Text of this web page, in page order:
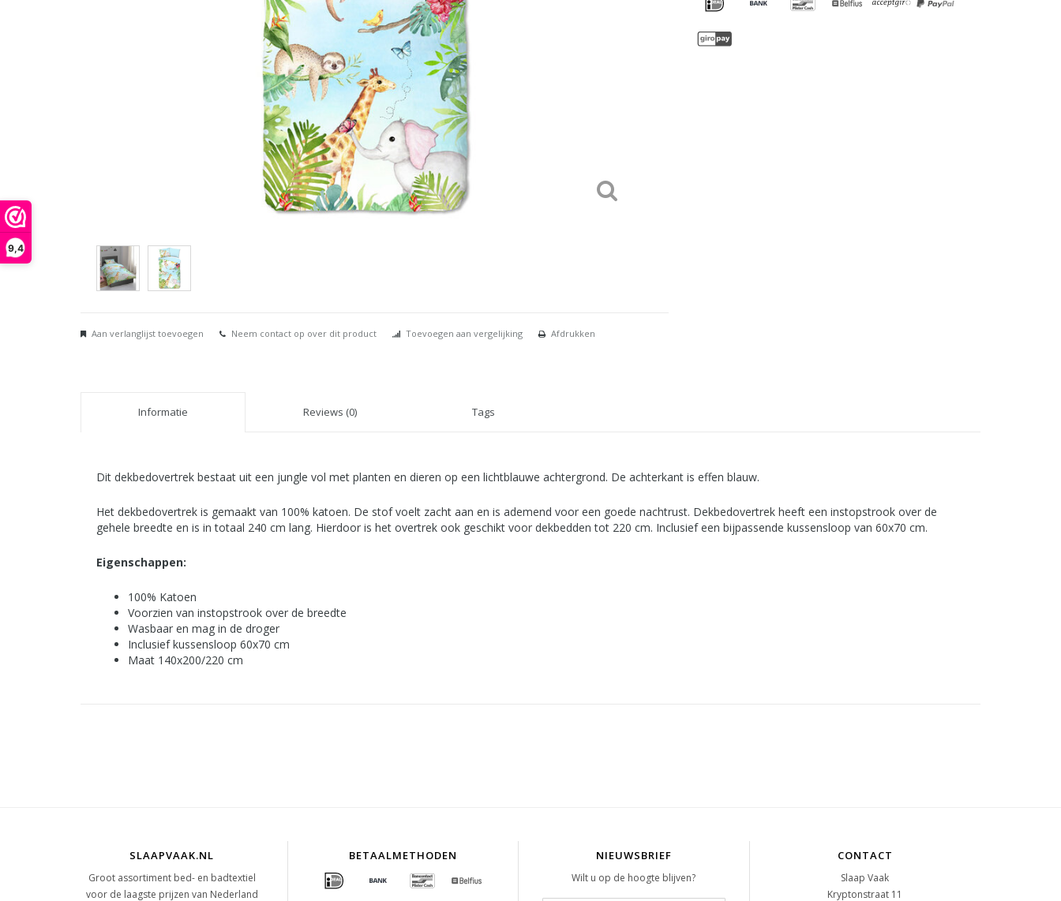
9,4
Aan verlanglijst toevoegen Neem contact op over dit product Toevoegen aan vergelijking Afdrukken
Informatie Reviews (0) Tags
Dit dekbedovertrek bestaat uit een jungle vol met planten en dieren op een lichtblauwe achtergrond. De achterkant is effen blauw.
Het dekbedovertrek is gemaakt van 100% katoen. De stof voelt zacht aan en is ademend voor een goede nachtrust. Dekbedovertrek heeft een instopstrook over de
gehele breedte en is in totaal 240 cm lang. Hierdoor is het overtrek ook geschikt voor dekbedden tot 220 cm. Inclusief een bijpassende kussensloop van 60x70 cm.
Eigenschappen:
100% Katoen
Voorzien van instopstrook over de breedte
Wasbaar en mag in de droger
Inclusief kussensloop 60x70 cm
Maat 140x200/220 cm
SLAAPVAAK.NL
Groot assortiment bed- en badtextiel
voor de laagste prijzen van Nederland
BETAALMETHODEN NIEUWSBRIEF
Wilt u op de hoogte blijven?
CONTACT
Slaap Vaak
Kryptonstraat 11